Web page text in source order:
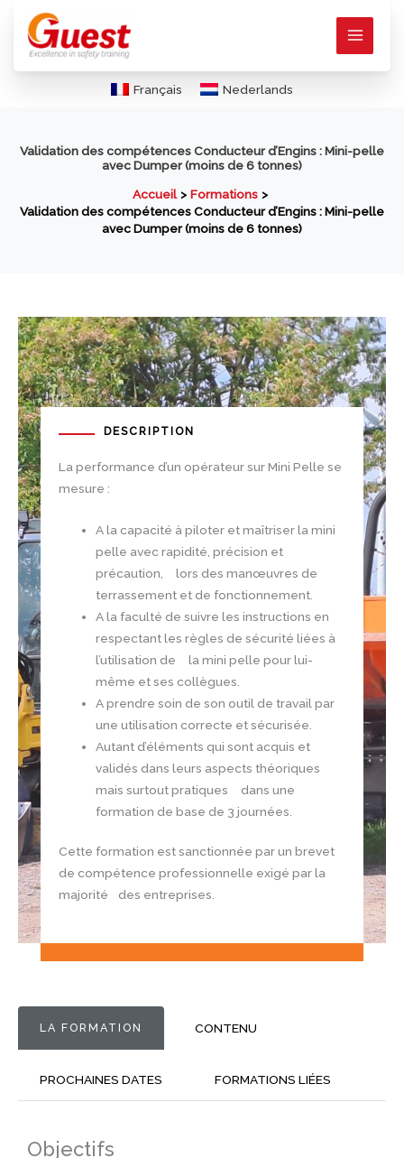
contenu
Français Nederlands
Validation des compétences Conducteur d’Engins : Mini-pelle
avec Dumper (moins de 6 tonnes)
Accueil
Formations
Validation des compétences Conducteur d’Engins : Mini-pelle
avec Dumper (moins de 6 tonnes)
DESCRIPTION
La performance d’un opérateur sur Mini Pelle se
mesure :
A la capacité à piloter et maîtriser la mini
pelle avec rapidité, précision et
précaution, lors des manœuvres de
terrassement et de fonctionnement.
A la faculté de suivre les instructions en
respectant les règles de sécurité liées à
l’utilisation de la mini pelle pour lui-
même et ses collègues.
A prendre soin de son outil de travail par
une utilisation correcte et sécurisée.
Autant d’éléments qui sont acquis et
validés dans leurs aspects théoriques
mais surtout pratiques dans une
formation de base de 3 journées.
Cette formation est sanctionnée par un brevet
de compétence professionnelle exigé par la
majorité des entreprises.
LA FORMATION CONTENU
PROCHAINES DATES FORMATIONS LIÉES
Objectifs